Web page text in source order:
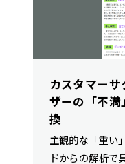
カスタマー
ザーの「不
換
主観的な「重い
ドからの解析で